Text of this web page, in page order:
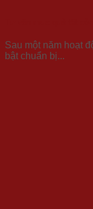
Sau một năm hoạt
bật chuẩn bị...